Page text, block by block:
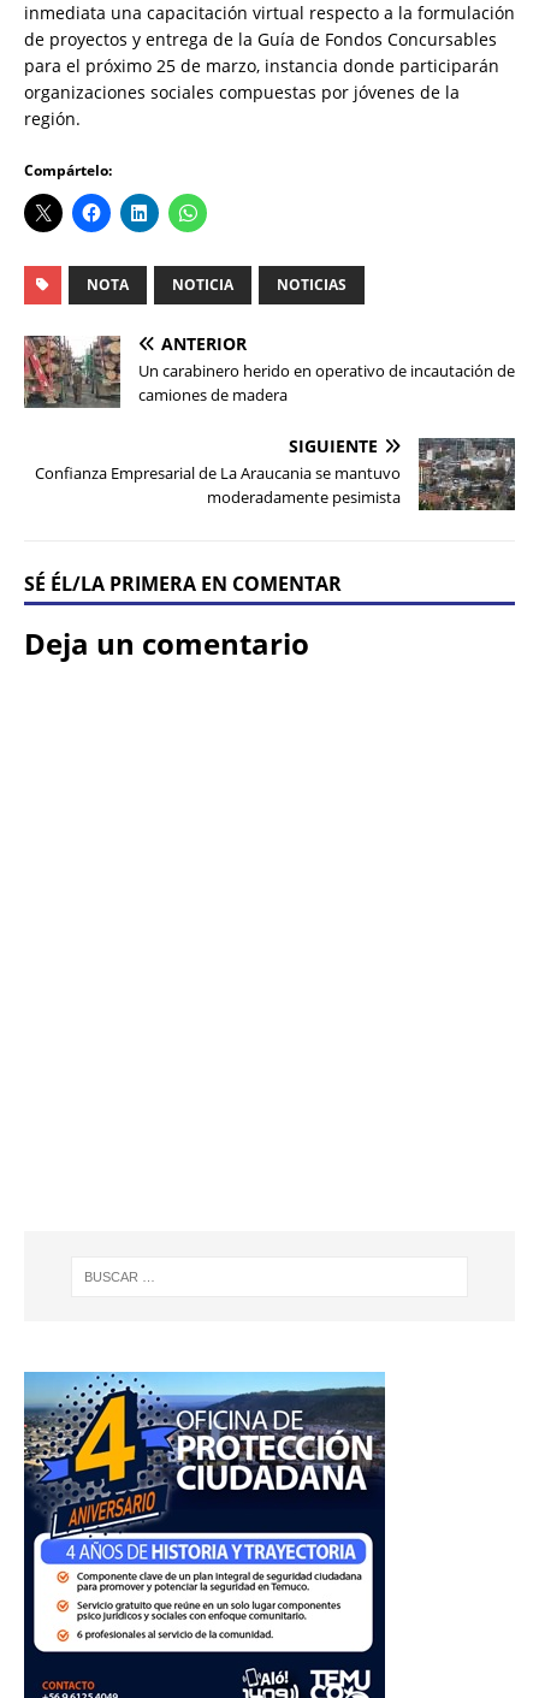
inmediata una capacitación virtual respecto a la formulación
de proyectos y entrega de la Guía de Fondos Concursables
para el próximo 25 de marzo, instancia donde participarán
organizaciones sociales compuestas por jóvenes de la
región.
Compártelo:
NOTA NOTICIA NOTICIAS
ANTERIOR
Un carabinero herido en operativo de incautación de
camiones de madera
SIGUIENTE
Confianza Empresarial de La Araucania se mantuvo
moderadamente pesimista
SÉ ÉL/LA PRIMERA EN COMENTAR
Deja un comentario